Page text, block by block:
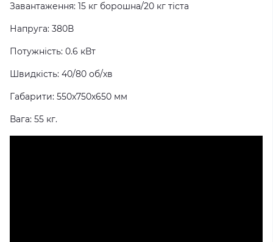
Завантаження: 15 кг борошна/20 кг тіста
Напруга: 380В
Потужність: 0.6 кВт
Швидкість: 40/80 об/хв
Габарити: 550x750x650 мм
Вага: 55 кг.